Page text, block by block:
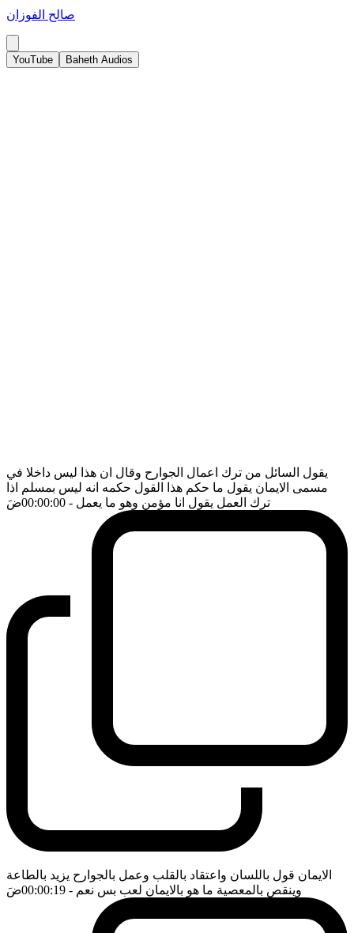
صالح الفوزان
YouTube Baheth Audios
يقول السائل من ترك اعمال الجوارح وقال ان هذا ليس داخلا في
مسمى الايمان يقول ما حكم هذا القول حكمه انه ليس بمسلم اذا
ترك العمل يقول انا مؤمن وهو ما يعمل - 00:00:00 ضَ
الايمان قول باللسان واعتقاد بالقلب وعمل بالجوارح يزيد بالطاعة
وينقص بالمعصية ما هو بالايمان لعب بس نعم - 00:00:19 ضَ